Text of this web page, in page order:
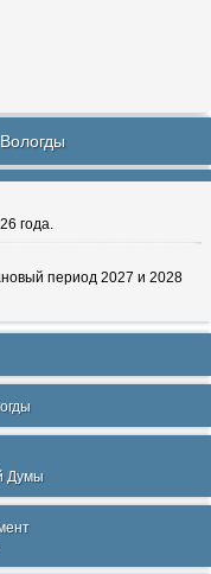
года.
период 2027 и 2028
Думы